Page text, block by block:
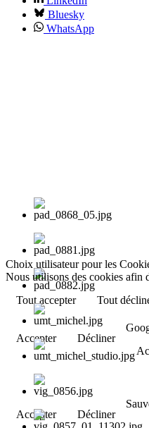
Bluesky
WhatsApp
Choix utilisateur pour les
Nous utilisons des cookies afin
Tout accepter
Tout
Accepter
Décliner
Accepter
Décliner